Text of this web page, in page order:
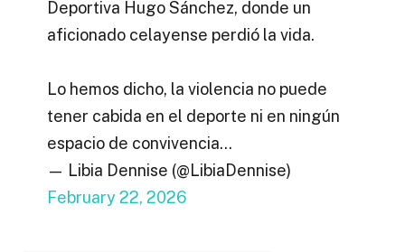
Deportiva Hugo Sánchez, donde un
aficionado celayense perdió la vida.
Lo hemos dicho, la violencia no puede
tener cabida en el deporte ni en ningún
espacio de convivencia…
— Libia Dennise (@LibiaDennise)
February 22, 2026